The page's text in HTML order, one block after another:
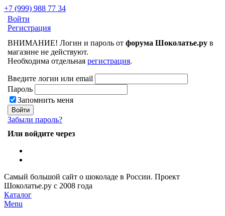
+7 (999) 988 77 34
Войти
Регистрация
ВНИМАНИЕ! Логин и пароль от форума Шоколатье.ру в
магазине не действуют.
Необходима отдельная регистрация.
Введите логин или email
Пароль
Запомнить меня
Забыли пароль?
Или войдите через
Самый большой сайт о шоколаде в России. Проект
Шоколатье.ру с 2008 года
Каталог
Menu